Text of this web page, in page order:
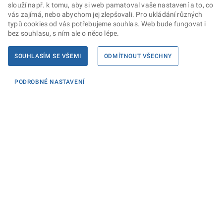
slouží např. k tomu, aby si web pamatoval vaše nastavení a to, co
vás zajímá, nebo abychom jej zlepšovali. Pro ukládání různých
typů cookies od vás potřebujeme souhlas. Web bude fungovat i
bez souhlasu, s ním ale o něco lépe.
SOUHLASÍM SE VŠEMI ODMÍTNOUT VŠECHNY
PODROBNÉ NASTAVENÍ